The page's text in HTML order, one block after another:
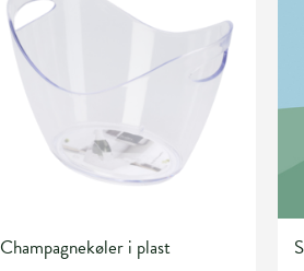
Champagnekøler i plast